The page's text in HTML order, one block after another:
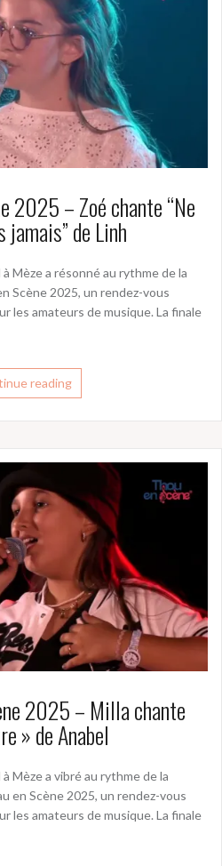
2025 – Zoé chante “Ne
jamais” de Linh
Mèze a résonné au rythme de la
Scène 2025, un rendez-vous
les amateurs de musique. La finale
reading
2025 – Milla chante
» de Anabel
Mèze a vibré au rythme de la
en Scène 2025, un rendez-vous
les amateurs de musique. La finale